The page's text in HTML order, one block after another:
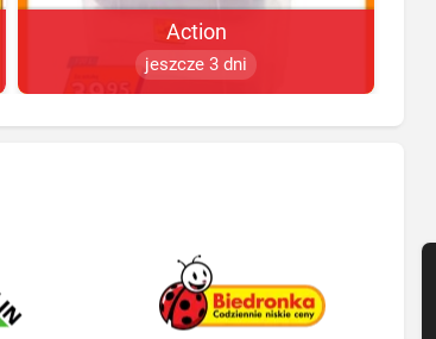
Action
jeszcze 3 dni